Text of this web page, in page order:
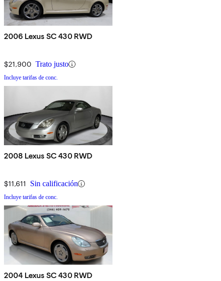
2006 Lexus SC 430 RWD
$21,900 Trato justo
Incluye tarifas de conc.
2008 Lexus SC 430 RWD
$11,611 Sin calificación
Incluye tarifas de conc.
2004 Lexus SC 430 RWD